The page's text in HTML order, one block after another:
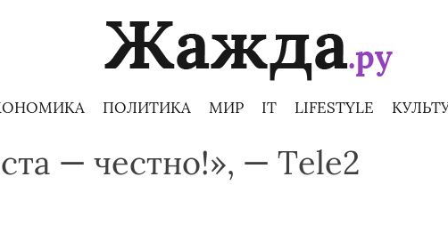
ПОЛИТИКА МИР IT LIFESTYLE
— честно!», — Тele2